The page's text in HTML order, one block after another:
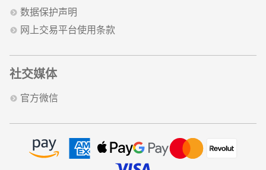
数据保护声明
网上交易平台使用条款
社交媒体
官方微信